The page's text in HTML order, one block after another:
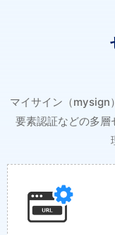
マイサイン（mysign
要素認証などの多層